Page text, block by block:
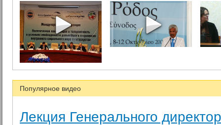
Популярное видео
Лекция Генерального